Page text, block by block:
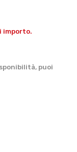
importo.
puoi